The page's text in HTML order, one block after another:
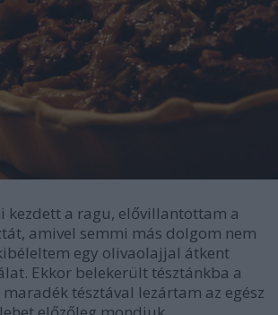
kezdett a ragu, elővillantottam a
amivel semmi más dolgom nem
egy olivaolajjal átkent
Ekkor belekerült tésztánkba a
tésztával lezártam az egész